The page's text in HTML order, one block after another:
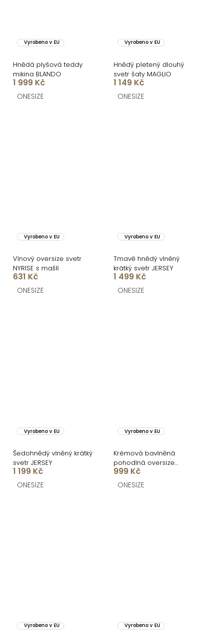
Vyrobeno v EU
Hnědá plyšová teddy
mikina BLANDO
1 999 Kč
ONESIZE
Vyrobeno v EU
Hnědý pletený dlouhý
svetr šaty MAGLIO
1 149 Kč
ONESIZE
Vyrobeno v EU
Vínový oversize svetr
NYRISE s mašlí
631 Kč
ONESIZE
Vyrobeno v EU
Tmavě hnědý vlněný
krátký svetr JERSEY
1 499 Kč
ONESIZE
Vyrobeno v EU
Šedohnědý vlněný krátký
svetr JERSEY
1 199 Kč
ONESIZE
Vyrobeno v EU
Krémová bavlněná
pohodlná oversize
mikina SILKY
999 Kč
ONESIZE
Vyrobeno v EU Vyrobeno v EU